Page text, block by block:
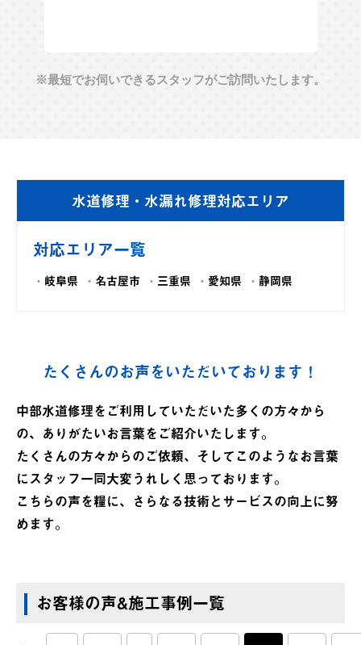
※最短でお伺いできるスタッフがご訪問いたします。
水道修理・水漏れ修理対応エリア
対応エリア一覧
岐阜県 名古屋市 三重県 愛知県 静岡県
たくさんのお声をいただいております！
中部水道修理をご利用していただいた多くの方々から
の、ありがたいお言葉をご紹介いたします。
たくさんの方々からのご依頼、そしてこのようなお言葉
にスタッフ一同大変うれしく思っております。
こちらの声を糧に、さらなる技術とサービスの向上に努
めます。
お客様の声&施工事例一覧